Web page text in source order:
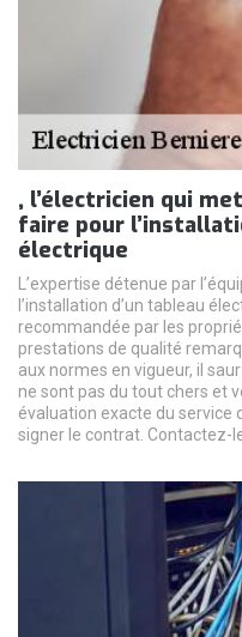
, l’électricien qui
faire pour
électrique
L’expertise détenue par
l’installation d’un tableau
recommandée par les
prestations de qualité
aux normes en vigueur, il
ne sont pas du tout chers et
évaluation exacte du service
signer le contrat. Contactez-